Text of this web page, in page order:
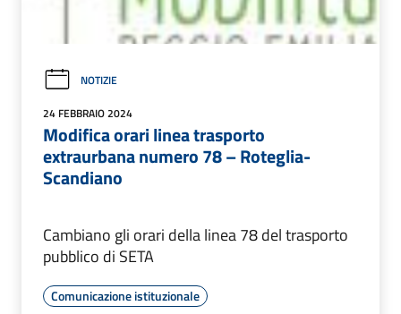
NOTIZIE
24 FEBBRAIO 2024
Modifica orari linea trasporto
extraurbana numero 78 – Roteglia-
Scandiano
Cambiano gli orari della linea 78 del trasporto
pubblico di SETA
Comunicazione istituzionale